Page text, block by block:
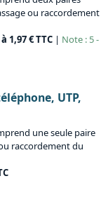
ou raccordement
1,97 € TTC | Note : 5 -
UTP,
une seule paire
raccordement du